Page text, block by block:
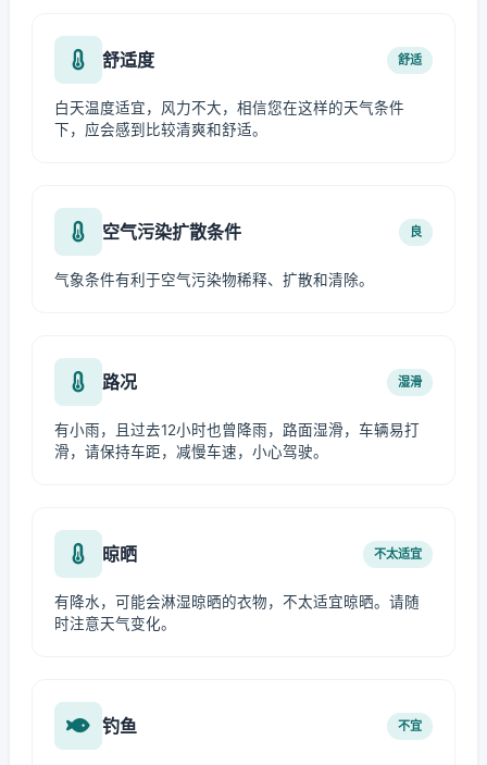
舒适度 舒适
白天温度适宜，风力不大，相信您在这样的天气条件
下，应会感到比较清爽和舒适。
空气污染扩散条件 良
气象条件有利于空气污染物稀释、扩散和清除。
路况 湿滑
有小雨，且过去12小时也曾降雨，路面湿滑，车辆易打
滑，请保持车距，减慢车速，小心驾驶。
晾晒 不太适宜
有降水，可能会淋湿晾晒的衣物，不太适宜晾晒。请随
时注意天气变化。
钓鱼 不宜